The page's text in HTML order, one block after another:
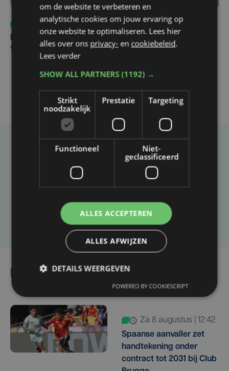
Sport
do 6 augustus | 10:49
Margot Vanpachtenbeke beklimt zeven keer de Mont
Ventoux
Taalfout opgemerkt?
Heb je een taal- of schrijffout opgemerkt in dit
Laat het ons weten
Lees ook
za 8 augustus | 12:42
Spaanse aanvaller zet
handtekening onder
contract tot 2031 bij Club
om de website te verbeteren en
analytische cookies om jouw ervaring op
onze website te optimaliseren. Lees hier
alles over ons privacy- en cookiebeleid.
Lees verder
SHOW ALL PARTNERS(1192) →
Strikt
noodzakelijk
Prestatie Targeting
Functioneel
Niet-
geclassificeerd
ALLES ACCEPTEREN
ALLES AFWIJZEN
DETAILS WEERGEVEN
POWERED BY COOKIESCRIPT